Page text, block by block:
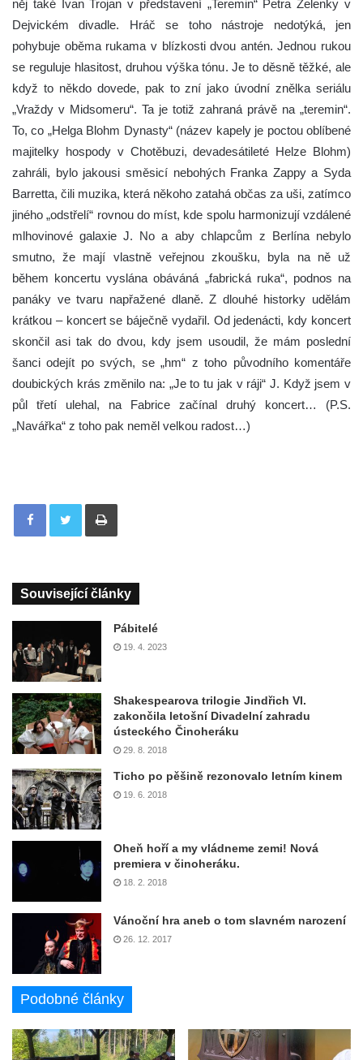
něj také Ivan Trojan v představení „Teremin“ Petra Zelenky v
Dejvickém divadle. Hráč se toho nástroje nedotýká, jen
pohybuje oběma rukama v blízkosti dvou antén. Jednou rukou
se reguluje hlasitost, druhou výška tónu. Je to děsně těžké, ale
když to někdo dovede, pak to zní jako úvodní znělka seriálu
„Vraždy v Midsomeru“. Ta je totiž zahraná právě na „teremin“.
To, co „Helga Blohm Dynasty“ (název kapely je poctou oblíbené
majitelky hospody v Chotěbuzi, devadesátileté Helze Blohm)
zahráli, bylo jakousi směsicí nebohých Franka Zappy a Syda
Barretta, čili muzika, která někoho zatahá občas za uši, zatímco
jiného „odstřelí“ rovnou do míst, kde spolu harmonizují vzdálené
mlhovinové galaxie J. No a aby chlapcům z Berlína nebylo
smutno, že mají vlastně veřejnou zkoušku, byla na ně už
během koncertu vyslána obáváná „fabrická ruka“, podnos na
panáky ve tvaru napřažené dlaně. Z dlouhé historky udělám
krátkou – koncert se báječně vydařil. Od jedenácti, kdy koncert
skončil asi tak do dvou, kdy jsem usoudil, že mám poslední
šanci odejít po svých, se „hm“ z toho původního komentáře
doubických krás změnilo na: „Je to tu jak v ráji“ J. Když jsem v
půl třetí ulehal, na Fabrice začínal druhý koncert… (P.S.
„Navářka“ z toho pak neměl velkou radost…)
Tisknout
Související články
Pábitelé
19. 4. 2023
Shakespearova trilogie Jindřich VI.
zakončila letošní Divadelní zahradu
ústeckého Činoheráku
29. 8. 2018
Ticho po pěšině rezonovalo letním kinem
19. 6. 2018
Oheň hoří a my vládneme zemi! Nová
premiera v činoheráku.
18. 2. 2018
Vánoční hra aneb o tom slavném narození
26. 12. 2017
Podobné články